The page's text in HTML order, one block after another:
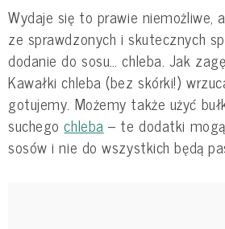
Wydaje się to prawie niemożliwe,
ze sprawdzonych i skutecznych
dodanie do sosu… chleba. Jak
Kawałki chleba (bez skórki!)
gotujemy. Możemy także użyć
suchegochleba – te dodatki
sosów i nie do wszystkich będą